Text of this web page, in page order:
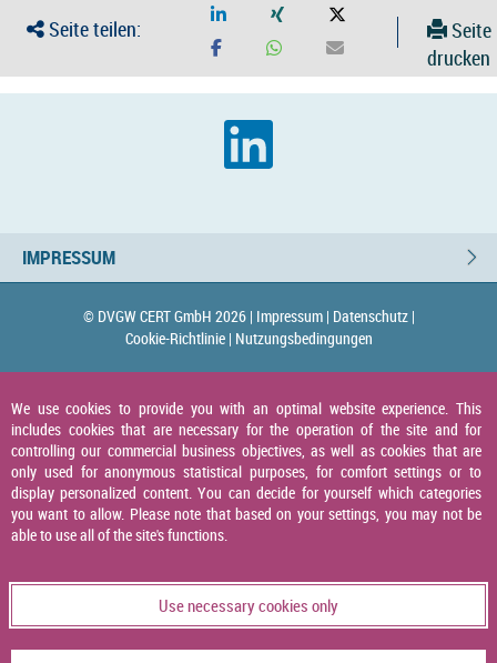
Seite teilen:
Seite
drucken
IMPRESSUM
© DVGW CERT GmbH 2026 | Impressum | Datenschutz |
Cookie-Richtlinie | Nutzungsbedingungen
We use cookies to provide you with an optimal website experience. This
includes cookies that are necessary for the operation of the site and for
controlling our commercial business objectives, as well as cookies that are
only used for anonymous statistical purposes, for comfort settings or to
display personalized content. You can decide for yourself which categories
you want to allow. Please note that based on your settings, you may not be
able to use all of the site's functions.
Use necessary cookies only